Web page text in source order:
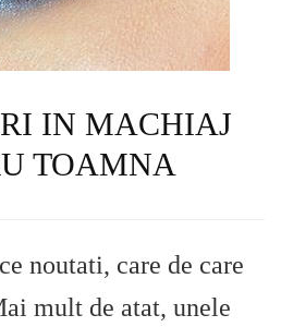
IN MACHIAJ
TOAMNA
noutati, care de care
mult de atat, unele